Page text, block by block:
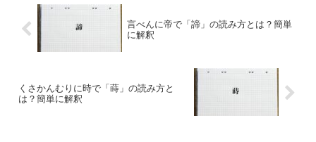
言べんに帝で「諦」の読み方とは？簡単
に解釈
くさかんむりに時で「蒔」の読み方と
は？簡単に解釈